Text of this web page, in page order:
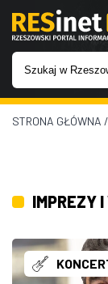
WIADOMOŚCI
IMPREZY
ROZRYWKA
STRONA GŁÓWNA /
IMPREZY